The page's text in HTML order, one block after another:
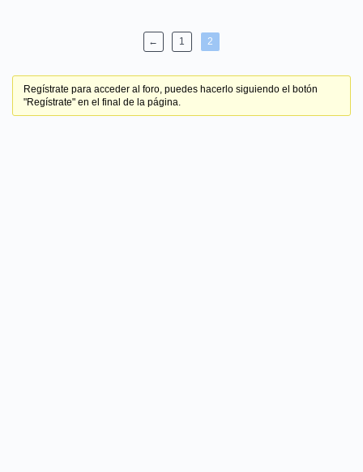
← 1 2
Regístrate para acceder al foro, puedes hacerlo siguiendo el botón
"Regístrate" en el final de la página.